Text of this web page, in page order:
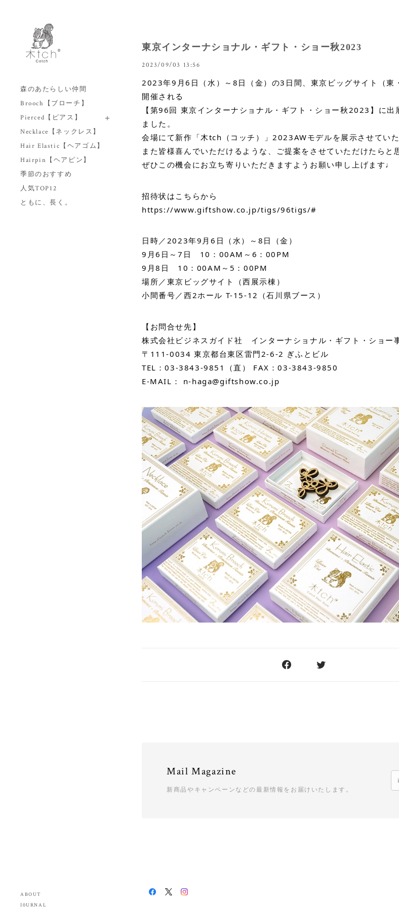
森のあたらしい仲間
Brooch【ブローチ】
Pierced【ピアス】
Necklace【ネックレス】
Hair Elastic【ヘアゴム】
Hairpin【ヘアピン】
季節のおすすめ
人気TOP12
ともに、長く。
ABOUT
J0URNAL
東京インターナショナル・ギフト・ショー秋2023
2023/09/03 13:56
2023年9月6日（水）～8日（金）の3日間、東京ビッグサイト（東
開催される
【第96回 東京インターナショナル・ギフト・ショー秋2023】に出
ました。
会場にて新作「木tch（コッチ）」2023AWモデルを展示させていた
また皆様喜んでいただけるような、ご提案をさせていただけたらと
ぜひこの機会にお立ち寄りいただきますようお願い申し上げます♩
招待状はこちらから
https://www.giftshow.co.jp/tigs/96tigs/#
日時／2023年9月6日（水）～8日（金）
9月6日～7日　10：00AM～6：00PM
9月8日　10：00AM～5：00PM
場所／東京ビッグサイト（西展示棟）
小間番号／西2ホール T-15-12（石川県ブース）
【お問合せ先】
株式会社ビジネスガイド社　インターナショナル・ギフト・ショー
〒111-0034 東京都台東区雷門2-6-2 ぎふとビル
TEL：03-3843-9851（直） FAX：03-3843-9850
E-MAIL： n-haga@giftshow.co.jp
Mail Magazine
新商品やキャンペーンなどの最新情報をお届けいたします。